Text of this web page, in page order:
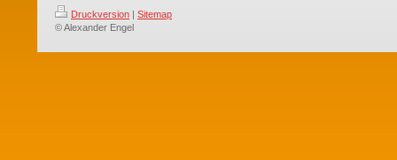
Druckversion | Sitemap
© Alexander Engel